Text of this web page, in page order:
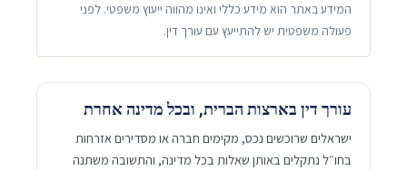
המידע באתר הוא מידע כללי ואינו מהווה ייעוץ משפטי. לפני
פעולה משפטית יש להתייעץ עם עורך דין.
עורך דין בארצות הברית, ובכל מדינה אחרת
ישראלים שרוכשים נכס, מקימים חברה או מסדירים אזרחות
בחו״ל נתקלים באותן שאלות בכל מדינה, והתשובה משתנה